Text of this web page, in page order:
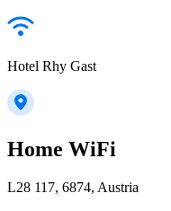
Hotel Rhy Gast
Home WiFi
L28 117, 6874, Austria